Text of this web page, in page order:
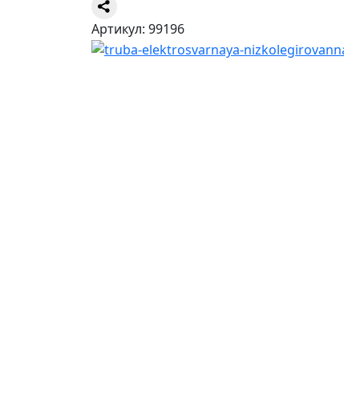
Артикул: 99196